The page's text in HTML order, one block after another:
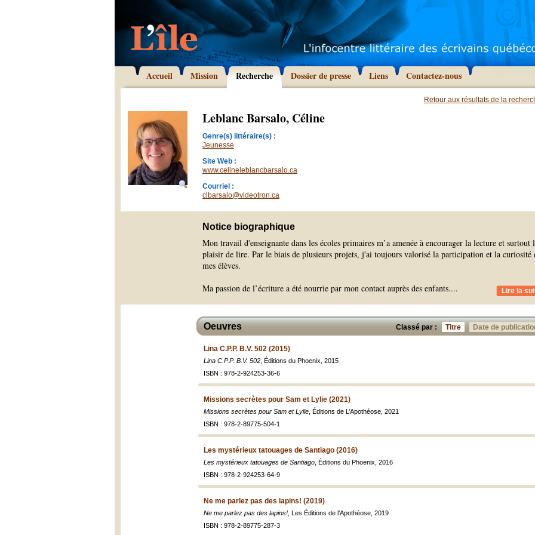
Accueil Mission Recherche Dossier de presse Liens Contactez-nous
Retour aux résultats de la
Leblanc Barsalo, Céline
Genre(s) littéraire(s) :
Jeunesse
Site Web :
www.celineleblancbarsalo.ca
Courriel :
clbarsalo@videotron.ca
Notice biographique
Mon travail d'enseignante dans les écoles primaires m’a amenée à encourager la lecture et surtout
plaisir de lire. Par le biais de plusieurs projets, j'ai toujours valorisé la participation et la curiosité
mes élèves.
Ma passion de l’écriture a été nourrie par mon contact auprès des enfants.... Lire la
Classé par : Titre Date de
Oeuvres
Lina C.P.P. B.V. 502 (2015)
Lina C.P.P. B.V. 502 , Éditions du Phoenix, 2015
ISBN : 978-2-924253-36-6
Missions secrètes pour Sam et Lylie (2021)
Missions secrètes pour Sam et Lylie , Éditions de L’Apothéose, 2021
ISBN : 978-2-89775-504-1
Les mystérieux tatouages de Santiago (2016)
Les mystérieux tatouages de Santiago , Éditions du Phoenix, 2016
ISBN : 978-2-924253-64-9
Ne me parlez pas des lapins! (2019)
Ne me parlez pas des lapins! , Les Éditions de l’Apothéose, 2019
ISBN : 978-2-89775-287-3